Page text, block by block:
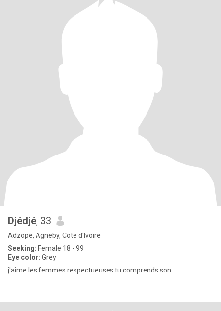
Djédjé, 33
Adzopé, Agnéby, Cote d'Ivoire
Seeking: Female 18 - 99
Eye color: Grey
j'aime les femmes respectueuses tu comprends son